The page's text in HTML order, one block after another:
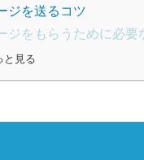
ジを送るコツ
ジをもらうために必要
と見る